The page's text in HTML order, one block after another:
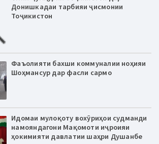
Донишкадаи тарбияи ҷисмонии
Тоҷикистон
Фаъолияти бахши коммуналии ноҳияи
Шоҳмансур дар фасли сармо
Идомаи мулоқоту вохӯриҳои судманди
намояндагони Мақомоти иҷроияи
ҳокимияти давлатии шаҳри Душанбе